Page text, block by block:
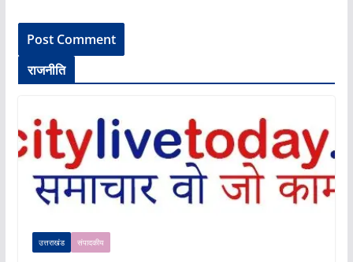
राजनीति
उत्तराखंड संपादकीय